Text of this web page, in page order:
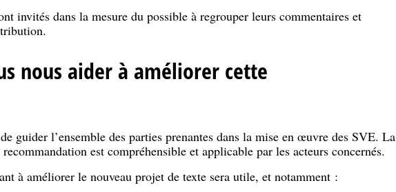
invités dans la mesure du possible à regrouper leurs commentaires et
nous aider à améliorer cette
guider l’ensemble des parties prenantes dans la mise en œuvre des SVE. La
est compréhensible et applicable par les acteurs concernés.
à améliorer le nouveau projet de texte sera utile, et notamment :